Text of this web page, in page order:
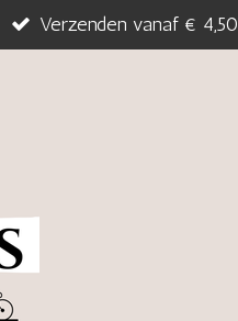
Verzenden vanaf € 4,50